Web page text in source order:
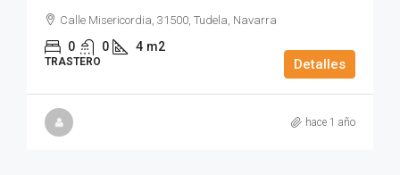
Calle Misericordia, 31500, Tudela, Navarra
0 0 4 m2
TRASTERO Detalles
hace 1 año